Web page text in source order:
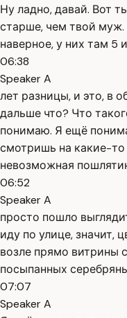
Ну ладно, давай. Вот
старше, чем твой муж.
наверное, у них там 5
06:38
Speaker A
лет разницы, и это, в
дальше что? Что
понимаю. Я ещё
смотришь на какие-то
невозможная
06:52
Speaker A
просто пошло
иду по улице, значит,
возле прямо витрины
посыпанных
07:07
Speaker A